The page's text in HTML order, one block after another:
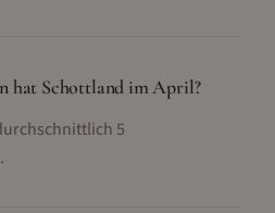
hat Schottland im April?
5